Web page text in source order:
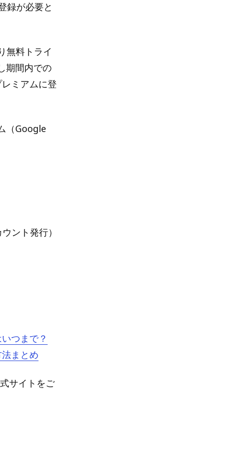
録が必要と
無料トライ
期間内での
ミアムに登
（Google
ント発行）
つまで？
まとめ
サイトをご